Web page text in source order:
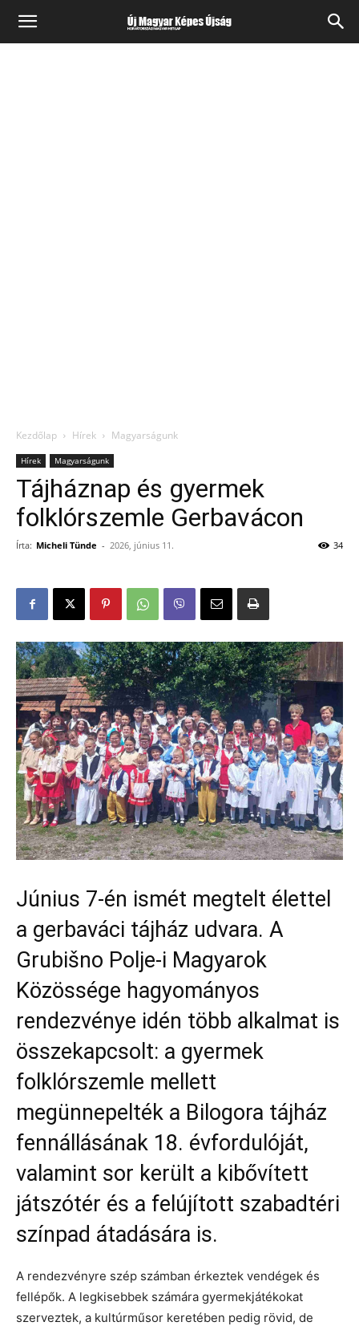
Kezdőlap Hírek Magyarságunk
Hírek Magyarságunk
Tájháznap és gyermek
folklórszemle Gerbavácon
Írta: Micheli Tünde - 2026, június 11. 34
Június 7-én ismét megtelt élettel
a gerbaváci tájház udvara. A
Grubišno Polje-i Magyarok
Közössége hagyományos
rendezvénye idén több alkalmat is
összekapcsolt: a gyermek
folklórszemle mellett
megünnepelték a Bilogora tájház
fennállásának 18. évfordulóját,
valamint sor került a kibővített
játszótér és a felújított szabadtéri
színpad átadására is.
A rendezvényre szép számban érkeztek vendégek és
fellépők. A legkisebbek számára gyermekjátékokat
szerveztek, a kultúrműsor keretében pedig rövid, de